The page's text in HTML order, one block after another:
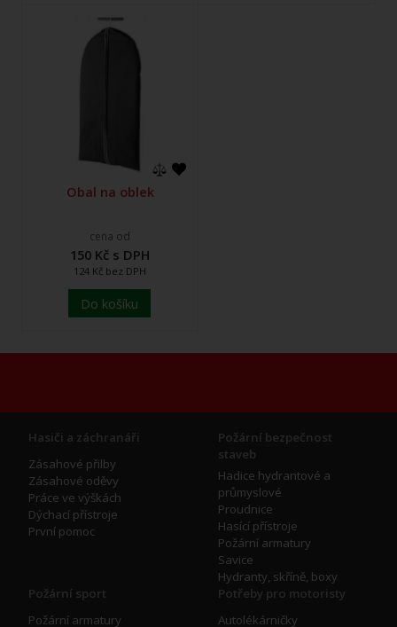
Obal na oblek
cena od
150 Kč s DPH
124 Kč bez DPH
Do košíku
Hasiči a záchranáři
Zásahové přilby
Zásahové oděvy
Práce ve výškách
Dýchací přístroje
První pomoc
Požární bezpečnost
staveb
Hadice hydrantové a
průmyslové
Proudnice
Hasící přístroje
Požární armatury
Savice
Hydranty, skříně, boxy
Požární sport
Požární armatury
Potřeby pro motoristy
Autolékárničky